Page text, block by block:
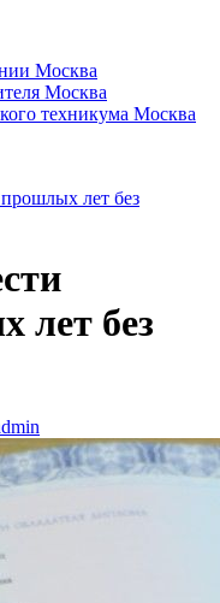
Москва
Москва
техникума Москва
лет без
лет без